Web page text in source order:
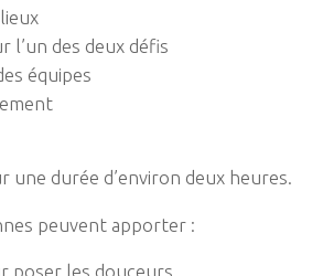
l’un des deux défis
équipes
une durée d’environ deux heures.
peuvent apporter :
poser les douceurs